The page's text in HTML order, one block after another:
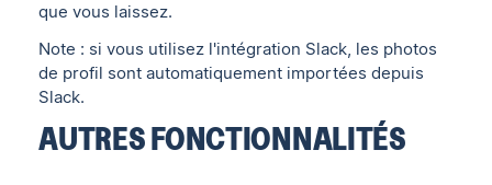
que vous laissez.
Note : si vous utilisez l'intégration Slack, les photos
de profil sont automatiquement importées depuis
Slack.
AUTRES FONCTIONNALITÉS